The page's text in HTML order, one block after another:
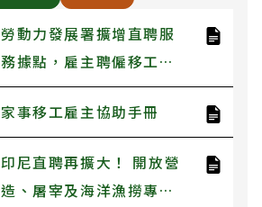
勞動力發展署擴增直聘服
務據點，雇主聘僱移工自
辦更便利
家事移工雇主協助手冊
印尼直聘再擴大！ 開放營
造、屠宰及海洋漁撈專案